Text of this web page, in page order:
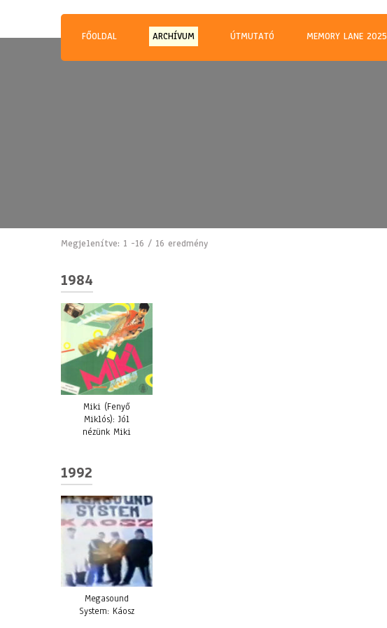
Magyar Hip Hop Archívum
Magyarország
FŐOLDAL ARCHÍVUM ÚTMUTATÓ MEMORY LANE 2025
Megjelenítve: 1 -16 / 16 eredmény
1984
Miki (Fenyő
Miklós): Jól
nézünk Miki
1992
Megasound
System: Káosz